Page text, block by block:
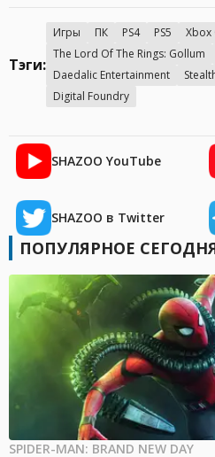
Тэги:
Игры ПК PS4 PS5 Xbox
The Lord Of The Rings: Gollum
Daedalic Entertainment
Digital Foundry
SHAZOO YouTube
SHAZOO в Twitter
ПОПУЛЯРНОЕ
SPIDER-MAN: BRAND NEW DAY